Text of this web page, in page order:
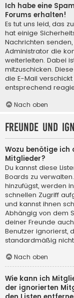
Ich habe eine
Forums erhalten!
Es tut uns leid, das
hat einige
Nachrichten
Administrator die
weiterleiten. Dabei
mitzuschicken.
die E-Mail
entsprechend
Nach oben
Freunde und
Wozu benötige ich
Mitglieder?
Du kannst diese
Boards zu
hinzufügst, werden
schnellen Zugriff
und kannst ihnen
Abhängig von dem
deiner Freunde
Benutzer ignorierst,
standardmäßig
Nach oben
Wie kann ich
der ignorierten